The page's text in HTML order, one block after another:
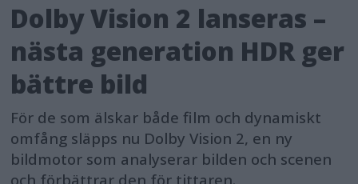
Dolby Vision 2 lanseras –
nästa generation HDR ger
bättre bild
För de som älskar både film och dynamiskt
omfång släpps nu Dolby Vision 2, en ny
bildmotor som analyserar bilden och scenen